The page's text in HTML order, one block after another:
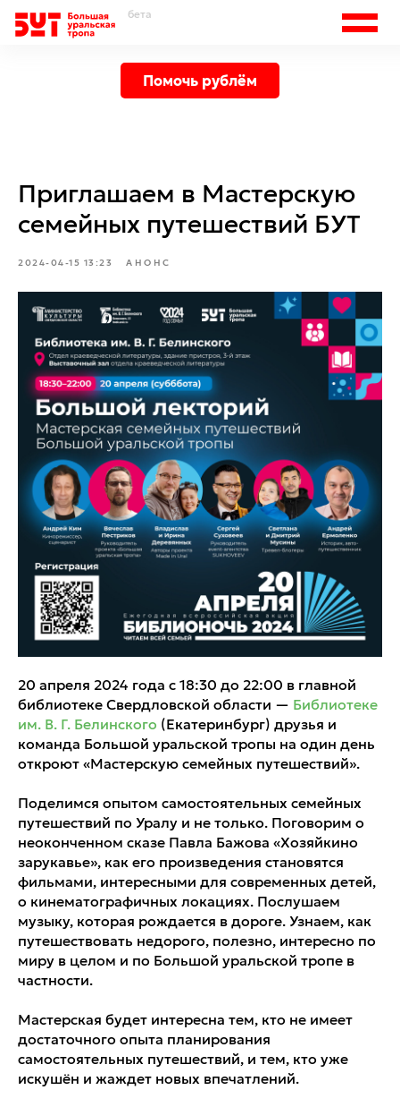
бета
Помочь рублём
Приглашаем в Мастерскую
семейных путешествий БУТ
2024-04-15 13:23 АНОНС
20 апреля 2024 года с 18:30 до 22:00 в главной
библиотеке Свердловской области — Библиотеке
им. В. Г. Белинского (Екатеринбург) друзья и
команда Большой уральской тропы на один день
откроют «Мастерскую семейных путешествий».
Поделимся опытом самостоятельных семейных
путешествий по Уралу и не только. Поговорим о
неоконченном сказе Павла Бажова «Хозяйкино
зарукавье», как его произведения становятся
фильмами, интересными для современных детей,
о кинематографичных локациях. Послушаем
музыку, которая рождается в дороге. Узнаем, как
путешествовать недорого, полезно, интересно по
миру в целом и по Большой уральской тропе в
частности.
Мастерская будет интересна тем, кто не имеет
достаточного опыта планирования
самостоятельных путешествий, и тем, кто уже
искушён и жаждет новых впечатлений.